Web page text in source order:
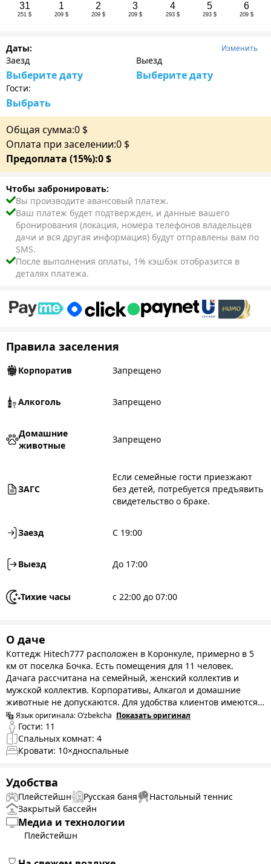
31
251 $
1
209 $
2
209 $
3
209 $
4
293 $
5
293 $
6
209 $
Даты: Изменить
Заезд
Выберите дату
Выезд
Выберите дату
Гости:
Выбрать
Общая сумма:0 $
Оплата при заселении:0 $
Предоплата (15%):0$
Чтобы забронировать:
Вы производите авансовый платеж.
Ваш платеж будет подтвержден, и данные вашего
бронирования (локация, номера телефонов владельцев
дачи и вся другая информация) будут отправлены вам по
SMS.
После выполнения оплаты, 1% кэшбэк отобразится в
деталях платежа.
Правила заселения
Корпоратив Запрещено
Алкоголь Запрещено
Домашние
животные
Запрещено
ЗАГС
Если семейные гости приезжают
без детей, потребуется предъявить
свидетельство о браке.
Заезд С 19:00
Выезд До 17:00
Тихие часы с 22:00 до 07:00
О даче
Коттедж Hitech777 расположен в Коронкуле, примерно в 5
км от поселка Бочка. Есть помещения для 11 человек.
Дачага рассчитана на семейный, женский коллектив и
мужской коллектив. Корпоративы, Алкагол и домашние
животные не допускаются. Для удобства клиентов имеются
дополнительные услуги: Русский хаммам, Playstation, Wi-Fi,
Настольный теннис, Шахматы, Летняя кухня, Барбекю,
Гриль, Кондиционер, Зимний бассейн с подогревом, Летний
бассейн. Установлено большое окно, чтобы вы могли
уютный, чистый коттедж.
Язык оригинала:O‘zbekcha Показать оригинал
Гости: 11
Спальных комнат: 4
Кровати: 10×дноспальные
Удобства
Плейстейшн Русская баня
Настольный теннис
Закрытый бассейн
Медиа и технологии
Плейстейшн